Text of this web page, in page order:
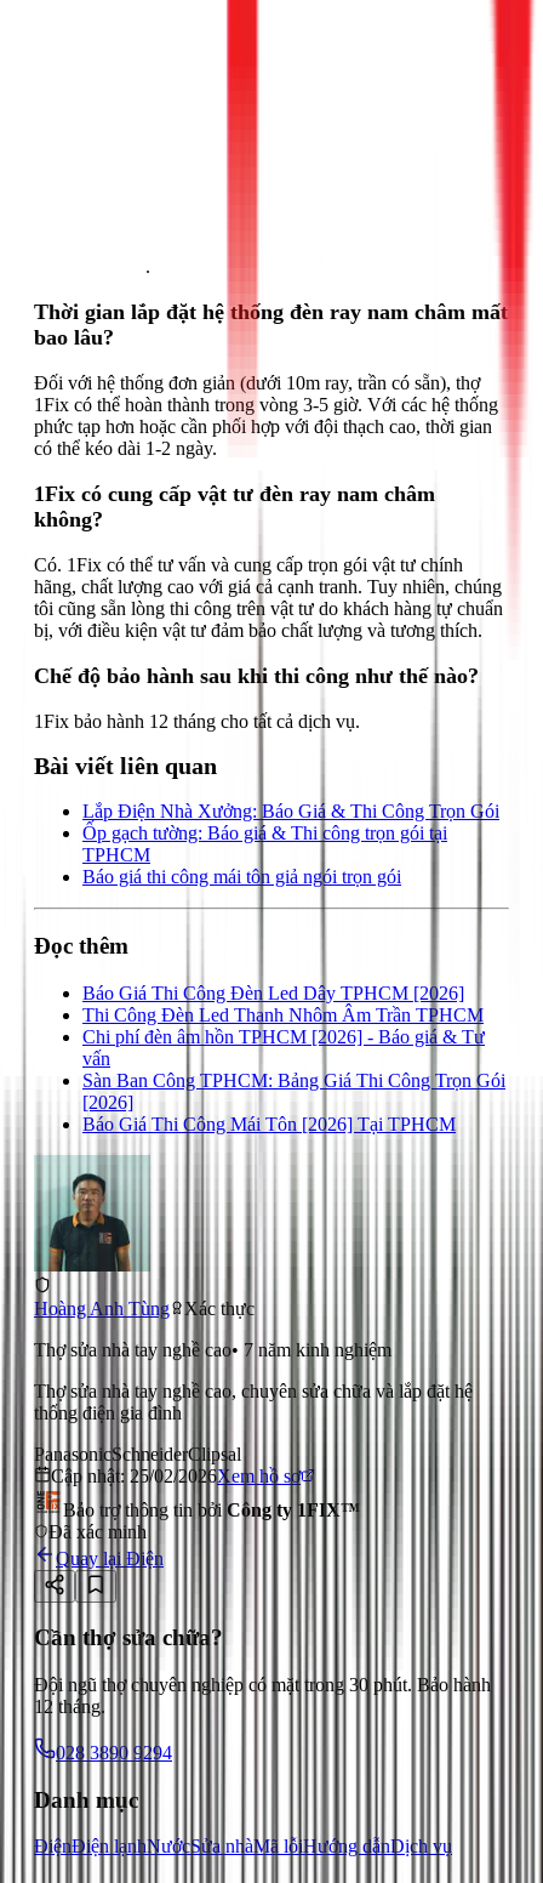
.
Thời gian lắp đặt hệ thống đèn ray nam châm mất
bao lâu?
Đối với hệ thống đơn giản (dưới 10m ray, trần có sẵn), thợ
1Fix có thể hoàn thành trong vòng 3-5 giờ. Với các hệ thống
phức tạp hơn hoặc cần phối hợp với đội thạch cao, thời gian
có thể kéo dài 1-2 ngày.
1Fix có cung cấp vật tư đèn ray nam châm
không?
Có. 1Fix có thể tư vấn và cung cấp trọn gói vật tư chính
hãng, chất lượng cao với giá cả cạnh tranh. Tuy nhiên, chúng
tôi cũng sẵn lòng thi công trên vật tư do khách hàng tự chuẩn
bị, với điều kiện vật tư đảm bảo chất lượng và tương thích.
Chế độ bảo hành sau khi thi công như thế nào?
1Fix bảo hành 12 tháng cho tất cả dịch vụ.
Bài viết liên quan
Lắp Điện Nhà Xưởng: Báo Giá & Thi Công Trọn Gói
Ốp gạch tường: Báo giá & Thi công trọn gói tại
TPHCM
Báo giá thi công mái tôn giả ngói trọn gói
Đọc thêm
Báo Giá Thi Công Đèn Led Dây TPHCM [2026]
Thi Công Đèn Led Thanh Nhôm Âm Trần TPHCM
Chi phí đèn âm hồn TPHCM [2026] - Báo giá & Tư
vấn
Sàn Ban Công TPHCM: Bảng Giá Thi Công Trọn Gói
[2026]
Báo Giá Thi Công Mái Tôn [2026] Tại TPHCM
Hoàng Anh Tùng
Xác thực
Thợ sửa nhà tay nghề cao• 7 năm kinh nghiệm
Thợ sửa nhà tay nghề cao, chuyên sửa chữa và lắp đặt hệ
thống điện gia đình
PanasonicSchneiderClipsal
Cập nhật: 25/02/2026Xem hồ sơ
Bảo trợ thông tin bởi Công ty 1FIX™
Đã xác minh
Quay lại Điện
Cần thợ sửa chữa?
Đội ngũ thợ chuyên nghiệp có mặt trong 30 phút. Bảo hành
12 tháng.
028 3890 9294
Danh mục
ĐiệnĐiện lạnhNướcSửa nhàMã lỗiHướng dẫnDịch vụ